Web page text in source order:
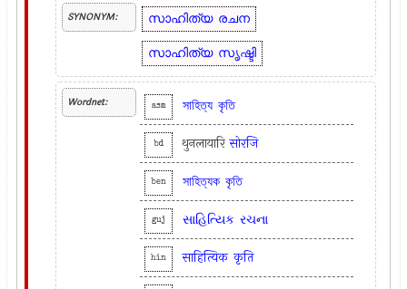
SYNONYM: സാഹിത്യ രചന
സാഹിത്യ സൃഷ്ടി
Wordnet: asm সাহিত্য কৃতি
bd थुनलायारिसोरजि
ben সাহিত্যক কৃতি
guj સાહિત્યિક રચના
hin साहित्यिक कृति